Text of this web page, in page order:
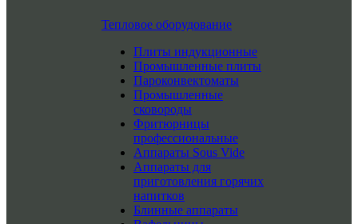
Тепловое оборудование
Плиты индукционные
Промышленные плиты
Пароконвектоматы
Промышленные
сковороды
Фритюрницы
профессиональные
Аппараты Sous Vide
Аппараты для
приготовления горячих
напитков
Блинные аппараты